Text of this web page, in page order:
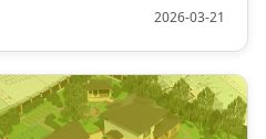
2026-03-21